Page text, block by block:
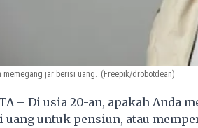
memegang jar berisi uang. (Freepik/drobotdean)
– Di usia 20-an, apakah Anda
uang untuk pensiun, atau